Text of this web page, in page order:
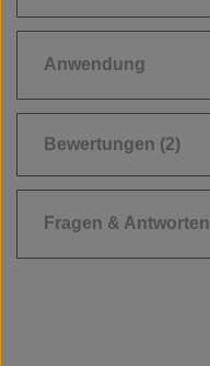
Anwendung
Bewertungen (2)
Fragen & Antworten